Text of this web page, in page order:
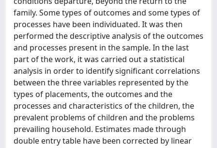
family. Some types of outcomes and some types of
processes have been individuated. It was then
performed the descriptive analysis of the outcomes
and processes present in the sample. In the last
part of the work, it was carried out a statistical
analysis in order to identify significant correlations
between the three variables represented by the
types of placements, the outcomes and the
processes and characteristics of the children, the
prevalent problems of children and the problems
prevailing household. Estimates made through
double entry table have been corrected by linear